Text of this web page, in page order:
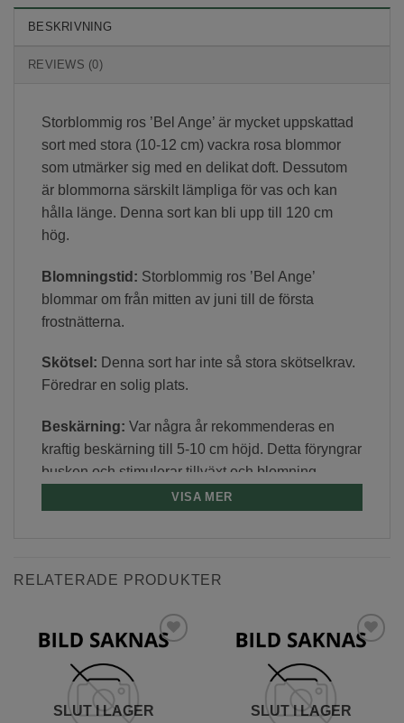
BESKRIVNING
REVIEWS (0)
Storblommig ros ’Bel Ange’ är mycket uppskattad
sort med stora (10-12 cm) vackra rosa blommor
som utmärker sig med en delikat doft. Dessutom
är blommorna särskilt lämpliga för vas och kan
hålla länge. Denna sort kan bli upp till 120 cm
hög.
Blomningstid: Storblommig ros ’Bel Ange’
blommar om från mitten av juni till de första
frostnätterna.
Skötsel: Denna sort har inte så stora skötselkrav.
Föredrar en solig plats.
Beskärning: Var några år rekommenderas en
kraftig beskärning till 5-10 cm höjd. Detta föryngrar
busken och stimulerar tillväxt och blomning.
Ytterligare information
SORT BEL ANGE
VÄXTZON
VISA MER
RELATERADE PRODUKTER
SLUT I LAGER SLUT I LAGER